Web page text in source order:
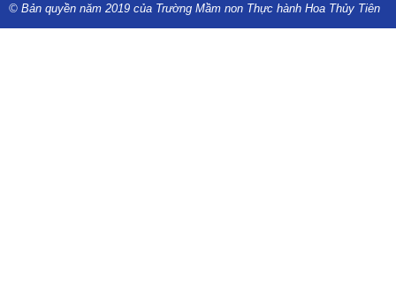
© Bản quyền năm 2019 của Trường Mầm non Thực hành Hoa Thủy Tiên